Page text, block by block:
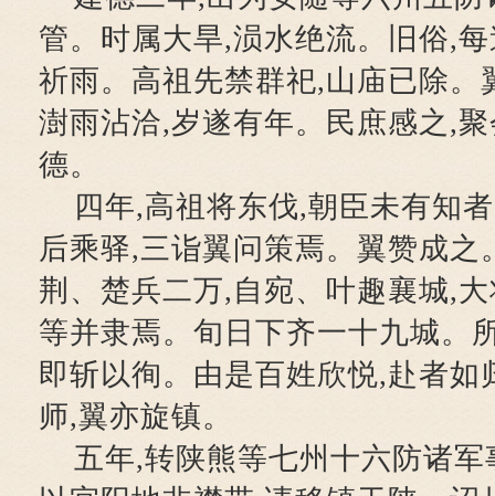
管。时属大旱,涢水绝流。旧俗,
祈雨。高祖先禁群祀,山庙已除。
澍雨沾洽,岁遂有年。民庶感之,
德。
四年,高祖将东伐,朝臣未有知
后乘驿,三诣翼问策焉。翼赞成之
荆、楚兵二万,自宛、叶趣襄城,
等并隶焉。旬日下齐一十九城。
即斩以徇。由是百姓欣悦,赴者如
师,翼亦旋镇。
五年,转陕熊等七州十六防诸